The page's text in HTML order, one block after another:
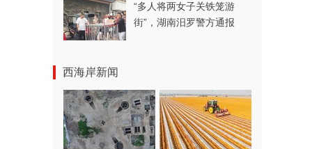
“多人将两女子关铁笼游
街”，湖南汨罗警方通报
西海岸新闻